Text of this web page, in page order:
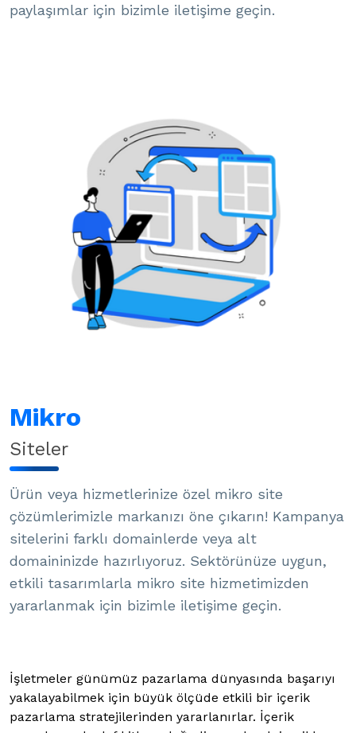
paylaşımlar için bizimle iletişime geçin.
Mikro
Siteler
Ürün veya hizmetlerinize özel mikro site
çözümlerimizle markanızı öne çıkarın! Kampanya
sitelerini farklı domainlerde veya alt
domaininizde hazırlıyoruz. Sektörünüze uygun,
etkili tasarımlarla mikro site hizmetimizden
yararlanmak için bizimle iletişime geçin.
İşletmeler günümüz pazarlama dünyasında başarıyı
yakalayabilmek için büyük ölçüde etkili bir içerik
pazarlama stratejilerinden yararlanırlar. İçerik